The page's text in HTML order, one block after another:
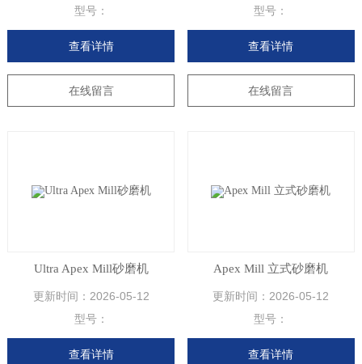
型号：
查看详情
在线留言
型号：
查看详情
在线留言
Ultra Apex Mill砂磨机
更新时间： 2026-05-12
型号：
查看详情
Apex Mill 立式砂磨机
更新时间： 2026-05-12
型号：
查看详情